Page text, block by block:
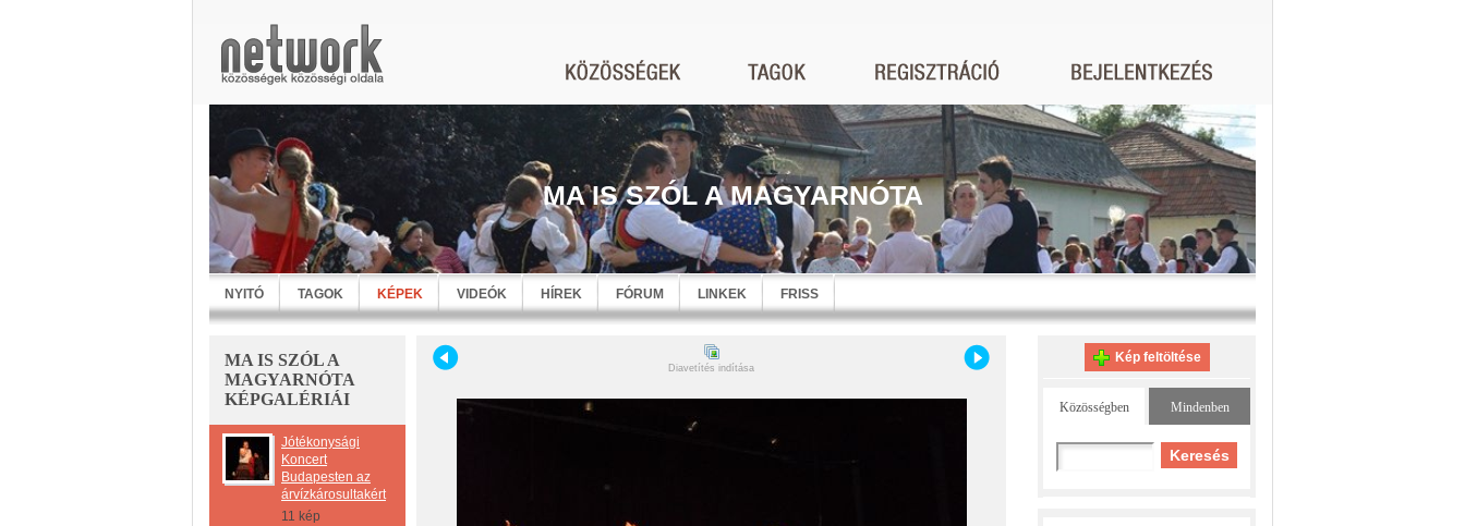
MA IS SZÓL A MAGYARNÓTA
NYITÓ TAGOK KÉPEK VIDEÓK HÍREK FÓRUM LINKEK FRISS
MA IS SZÓL A
MAGYARNÓTA
KÉPGALÉRIÁI
Jótékonysági
Koncert
Budapesten az
árvízkárosultakért
11 kép
Diavetítés indítása
Kép feltöltése
Közösségben Mindenben